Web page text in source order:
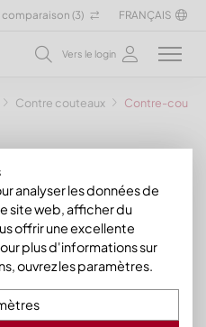
comparaison (3) FRANÇAIS
Vers le login
Contre couteaux
Contre-
analyser les données de
site web, afficher du
offrir une excellente
plus d'informations sur
ouvrez les paramètres.